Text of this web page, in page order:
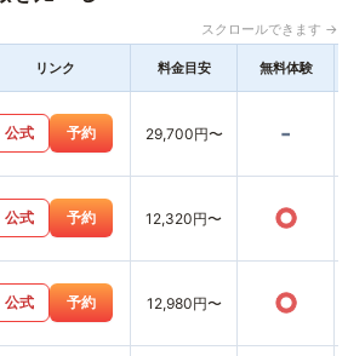
スクロールできます →
リンク 料金目安 無料体験
公式 予約 29,700円〜 -
公式 予約 12,320円〜 ○
公式 予約 12,980円〜 ○